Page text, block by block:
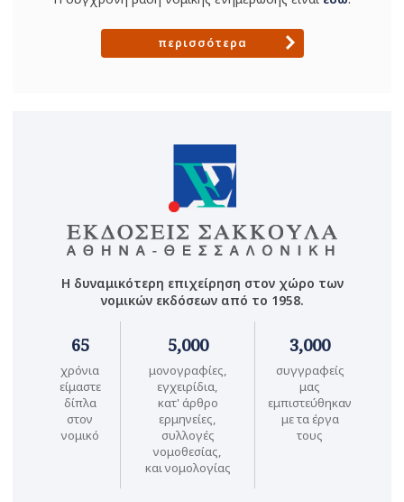
περισσότερα
Η δυναμικότερη επιχείρηση στον χώρο των
νομικών εκδόσεων από το 1958.
65
χρόνια
είμαστε
δίπλα
στον
νομικό
5,000
μονογραφίες,
εγχειρίδια,
κατ' άρθρο
ερμηνείες,
συλλογές
νομοθεσίας,
και νομολογίας
3,000
συγγραφείς
μας
εμπιστεύθηκαν
με τα έργα
τους